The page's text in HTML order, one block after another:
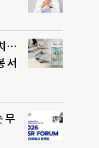
…
서
무